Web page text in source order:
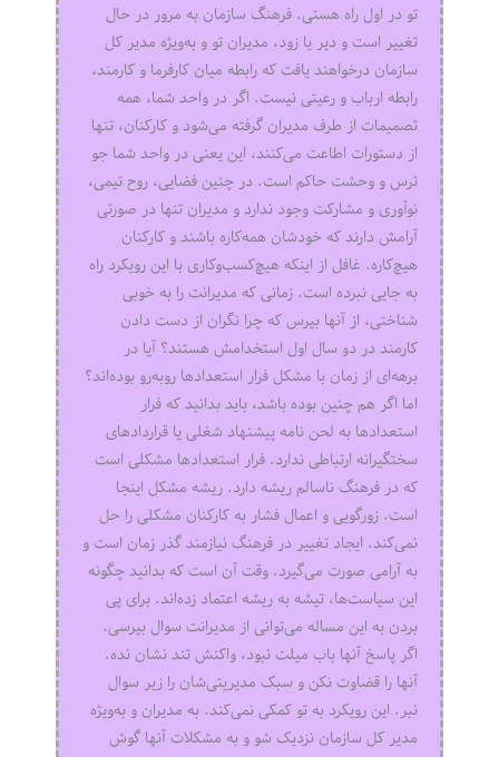
تو در اول راه هستی. فرهنگ سازمان به مرور در حال
تغییر است و دیر یا زود، مدیران تو و به‌ویژه مدیر کل
سازمان درخواهند یافت که رابطه میان کارفرما و کارمند،
رابطه ارباب و رعیتی نیست. اگر در واحد شما، همه
تصمیمات از طرف مدیران گرفته می‌شود و کارکنان، تنها
از دستورات اطاعت می‌کنند، این یعنی در واحد شما جو
ترس و وحشت حاکم است. در چنین فضایی، روح تیمی،
نوآوری و مشارکت وجود ندارد و مدیران تنها در صورتی
آرامش دارند که خودشان همه‌کاره باشند و کارکنان
هیچ‌کاره. غافل از اینکه هیچ‌کسب‌وکاری با این رویکرد راه
به جایی نبرده است. زمانی که مدیرانت را به خوبی
شناختی، از آنها بپرس که چرا نگران از دست دادن
کارمند در دو سال اول استخدامش هستند؟ آیا در
برهه‌ای از زمان با مشکل فرار استعدادها روبه‌رو بوده‌اند؟
اما اگر هم چنین بوده باشد، باید بدانید که فرار
استعدادها به لحن نامه پیشنهاد شغلی یا قراردادهای
سختگیرانه ارتباطی ندارد. فرار استعدادها مشکلی است
که در فرهنگ ناسالم ریشه دارد. ریشه مشکل اینجا
است. زورگویی و اعمال فشار به کارکنان مشکلی را حل
نمی‌کند. ایجاد تغییر در فرهنگ نیازمند گذر زمان است و
به آرامی صورت می‌گیرد. وقت آن است که بدانید چگونه
این سیاست‌ها، تیشه به ریشه اعتماد زده‌اند. برای پی
بردن به این مساله می‌توانی از مدیرانت سوال بپرسی.
اگر پاسخ آنها باب میلت نبود، واکنش تند نشان نده.
آنها را قضاوت نکن و سبک مدیریتی‌شان را زیر سوال
نبر. این رویکرد به تو کمکی نمی‌کند. به مدیران و به‌ویژه
مدیر کل سازمان نزدیک شو و به مشکلات آنها گوش